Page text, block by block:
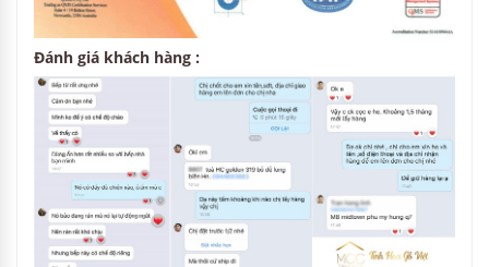
Đánh giá khách hàng :